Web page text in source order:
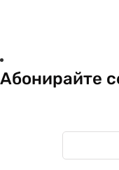
Абонирайте